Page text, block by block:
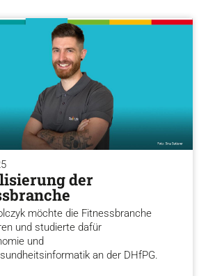
der
möchte die Fitnessbranche
und studierte dafür
und
an der DHfPG.